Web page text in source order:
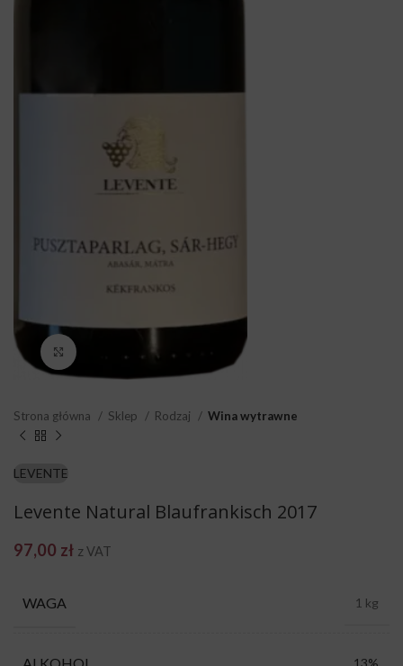
Click to enlarge
Strona główna Sklep Rodzaj Wina wytrawne
LEVENTE
Levente Natural Blaufrankisch 2017
97,00 zł z VAT
WAGA 1 kg
13%